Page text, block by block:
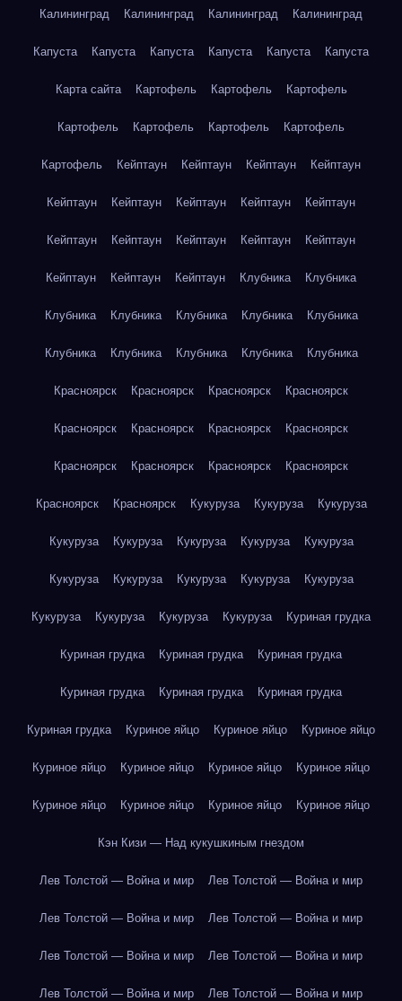
Калининград Калининград Калининград Калининград
Капуста Капуста Капуста Капуста Капуста Капуста
Карта сайта Картофель Картофель Картофель
Картофель Картофель Картофель Картофель
Картофель Кейптаун Кейптаун Кейптаун Кейптаун
Кейптаун Кейптаун Кейптаун Кейптаун Кейптаун
Кейптаун Кейптаун Кейптаун Кейптаун Кейптаун
Кейптаун Кейптаун Кейптаун Клубника Клубника
Клубника Клубника Клубника Клубника Клубника
Клубника Клубника Клубника Клубника Клубника
Красноярск Красноярск Красноярск Красноярск
Красноярск Красноярск Красноярск Красноярск
Красноярск Красноярск Красноярск Красноярск
Красноярск Красноярск Кукуруза Кукуруза Кукуруза
Кукуруза Кукуруза Кукуруза Кукуруза Кукуруза
Кукуруза Кукуруза Кукуруза Кукуруза Кукуруза
Кукуруза Кукуруза Кукуруза Кукуруза Куриная грудка
Куриная грудка Куриная грудка Куриная грудка
Куриная грудка Куриная грудка Куриная грудка
Куриная грудка Куриное яйцо Куриное яйцо Куриное яйцо
Куриное яйцо Куриное яйцо Куриное яйцо Куриное яйцо
Куриное яйцо Куриное яйцо Куриное яйцо Куриное яйцо
Кэн Кизи — Над кукушкиным гнездом
Лев Толстой — Война и мир Лев Толстой — Война и мир
Лев Толстой — Война и мир Лев Толстой — Война и мир
Лев Толстой — Война и мир Лев Толстой — Война и мир
Лев Толстой — Война и мир Лев Толстой — Война и мир